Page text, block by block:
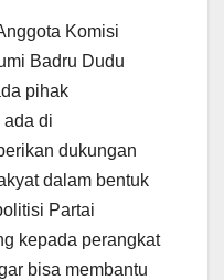
Komisi
Badru Dudu
pihak
ada di
dukungan
dalam bentuk
Partai
kepada perangkat
bisa membantu